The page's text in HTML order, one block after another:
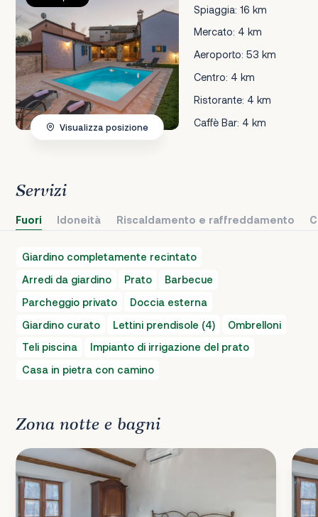
Spiaggia: 16 km
Mercato: 4 km
Aeroporto: 53 km
Centro: 4 km
Ristorante: 4 km
Caffè Bar: 4 km
Visualizza posizione
Servizi
Fuori Idoneità Riscaldamento e raffreddamento
Giardino completamente recintato
Arredi da giardino
Prato
Barbecue
Parcheggio privato
Doccia esterna
Giardino curato
Lettini prendisole (4)
Ombrelloni
Teli piscina
Impianto di irrigazione del prato
Casa in pietra con camino
Zona notte e bagni